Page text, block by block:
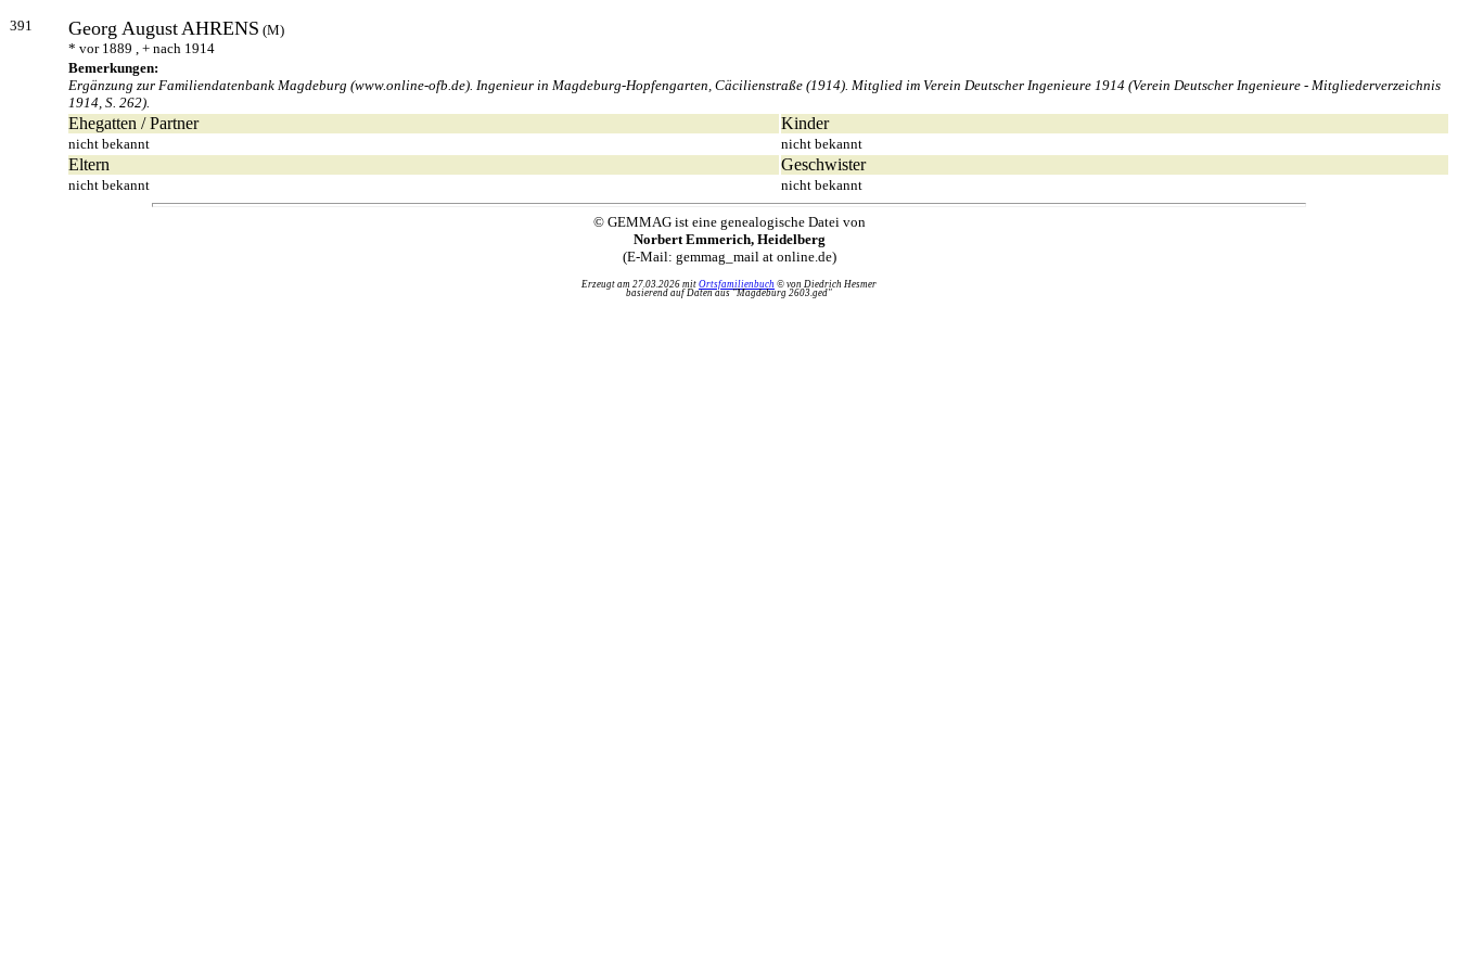
391 Georg AugustAHRENS (M)
* vor 1889 , + nach 1914
Bemerkungen:
Ergänzung zur Familiendatenbank Magdeburg (www.online-ofb.de). Ingenieur in Magdeburg-Hopfengarten, Cäcilienstraße (1914). Mitglied im Verein Deutscher Ingenieure 1914 (Verein Deutscher Ingenieure - Mitgliederverzeichnis
1914, S. 262).
Ehegatten / Partner Kinder
nicht bekannt nicht bekannt
Eltern Geschwister
nicht bekannt nicht bekannt
© GEMMAG ist eine genealogische Datei von
Norbert Emmerich, Heidelberg
(E-Mail: gemmag_mail at online.de)
Erzeugt am 27.03.2026 mit Ortsfamilienbuch © von Diedrich Hesmer
basierend auf Daten aus "Magdeburg 2603.ged"